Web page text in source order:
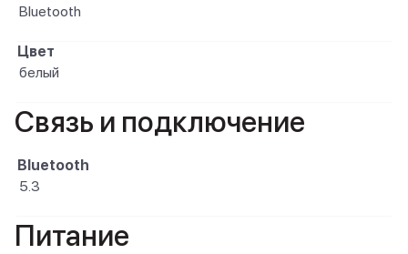
Bluetooth
Цвет
белый
Связь и подключение
Bluetooth
5.3
Питание